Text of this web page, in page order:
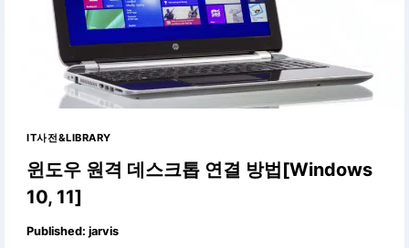
IT사전&LIBRARY
윈도우 원격 데스크톱 연결 방법[Windows
10, 11]
Published: jarvis